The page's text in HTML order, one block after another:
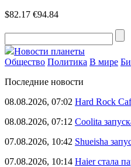
$82.17 €94.84
Новости планеты
Общество Политика В мире
Последние новости
08.08.2026, 07:02 Hard Rock
08.08.2026, 07:12 Coolita
07.08.2026, 10:42 Shueisha
07.08.2026, 10:14 Haier стала